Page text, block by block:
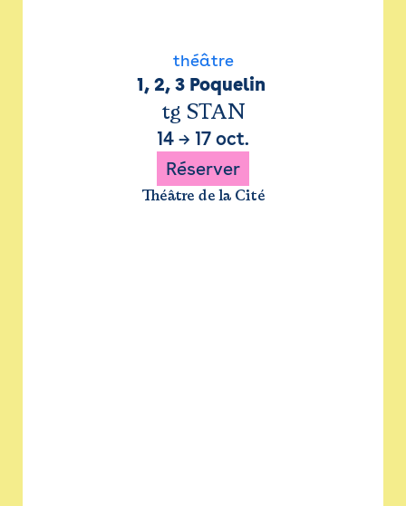
théâtre
1, 2, 3 Poquelin
tg STAN
14 → 17 oct.
Réserver
Théâtre de la Cité